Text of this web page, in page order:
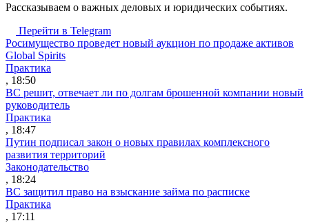
Рассказываем о важных деловых и юридических событиях.
Перейти в Telegram
Росимущество проведет новый аукцион по продаже активов
Global Spirits
Практика
, 18:50
ВС решит, отвечает ли по долгам брошенной компании новый
руководитель
Практика
, 18:47
Путин подписал закон о новых правилах комплексного
развития территорий
Законодательство
, 18:24
ВС защитил право на взыскание займа по расписке
Практика
, 17:11